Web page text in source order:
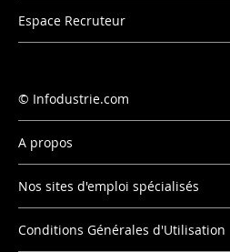
Espace Recruteur
Infodustrie.com
A propos
Nos sites d'emploi spécialisés
Conditions Générales d'Utilisation